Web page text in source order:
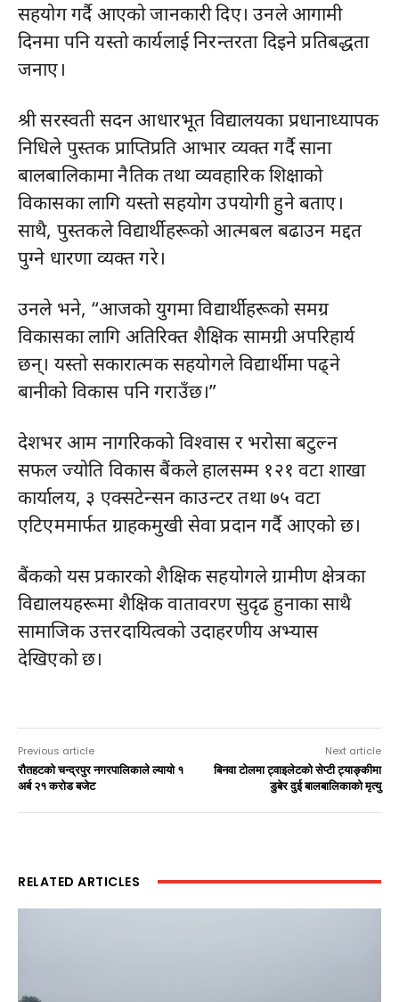
सहयोग गर्दै आएको जानकारी दिए। उनले आगामी
दिनमा पनि यस्तो कार्यलाई निरन्तरता दिइने प्रतिबद्धता
जनाए।
श्री सरस्वती सदन आधारभूत विद्यालयका प्रधानाध्यापक
निधिले पुस्तक प्राप्तिप्रति आभार व्यक्त गर्दै साना
बालबालिकामा नैतिक तथा व्यवहारिक शिक्षाको
विकासका लागि यस्तो सहयोग उपयोगी हुने बताए।
साथै, पुस्तकले विद्यार्थीहरूको आत्मबल बढाउन मद्दत
पुग्ने धारणा व्यक्त गरे।
उनले भने, “आजको युगमा विद्यार्थीहरूको समग्र
विकासका लागि अतिरिक्त शैक्षिक सामग्री अपरिहार्य
छन्। यस्तो सकारात्मक सहयोगले विद्यार्थीमा पढ्ने
बानीको विकास पनि गराउँछ।”
देशभर आम नागरिकको विश्वास र भरोसा बटुल्न
सफल ज्योति विकास बैंकले हालसम्म १२१ वटा शाखा
कार्यालय, ३ एक्सटेन्सन काउन्टर तथा ७५ वटा
एटिएममार्फत ग्राहकमुखी सेवा प्रदान गर्दै आएको छ।
बैंकको यस प्रकारको शैक्षिक सहयोगले ग्रामीण क्षेत्रका
विद्यालयहरूमा शैक्षिक वातावरण सुदृढ हुनाका साथै
सामाजिक उत्तरदायित्वको उदाहरणीय अभ्यास
देखिएको छ।
Previous article
रौतहटको चन्द्रपुर नगरपालिकाले ल्यायो १
अर्ब २१ करोड बजेट
Next article
बिनवा टोलमा ट्वाइलेटको सेप्टी ट्याङ्कीमा
डुबेर दुई बालबालिकाको मृत्यु
RELATED ARTICLES